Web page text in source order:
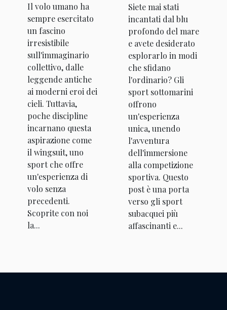
Il volo umano ha
sempre esercitato
un fascino
irresistibile
sull'immaginario
collettivo, dalle
leggende antiche
ai moderni eroi dei
cieli. Tuttavia,
poche discipline
incarnano questa
aspirazione come
il wingsuit, uno
sport che offre
un'esperienza di
volo senza
precedenti.
Scoprite con noi
la...
Siete mai stati
incantati dal blu
profondo del mare
e avete desiderato
esplorarlo in modi
che sfidano
l'ordinario? Gli
sport sottomarini
offrono
un'esperienza
unica, unendo
l'avventura
dell'immersione
alla competizione
sportiva. Questo
post è una porta
verso gli sport
subacquei più
affascinanti e...